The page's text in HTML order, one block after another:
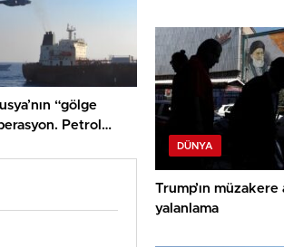
“gölge
Petrol
DÜNYA
Trump’ın müzakere
yalanlama